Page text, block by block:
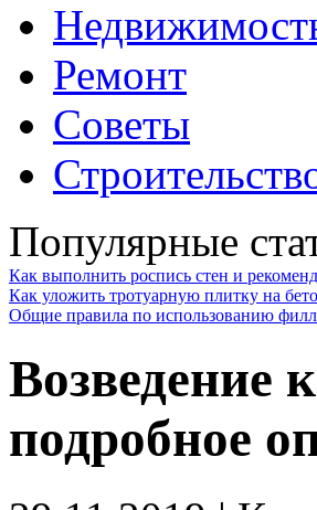
Ремонт
Советы
Популярные
Как выполнить роспись стен и
Как уложить тротуарную плитку на
Общие правила по использованию
Возведение
подробное